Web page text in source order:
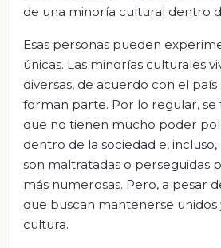
de una minoría cultural dentro
Esas personas pueden
únicas. Las minorías culturales
diversas, de acuerdo con el
forman parte. Por lo regular, se
que no tienen mucho poder
dentro de la sociedad e, incluso,
son maltratadas o perseguidas
más numerosas. Pero, a pesar
que buscan mantenerse unidos
cultura.